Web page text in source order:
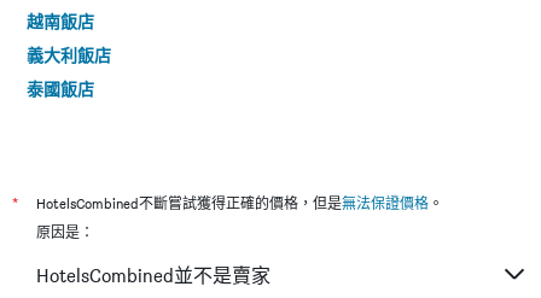
越南飯店
義大利飯店
泰國飯店
* HotelsCombined不斷嘗試獲得正確的價格，但是無法保證價格 。
原因是：
HotelsCombined並不是賣家